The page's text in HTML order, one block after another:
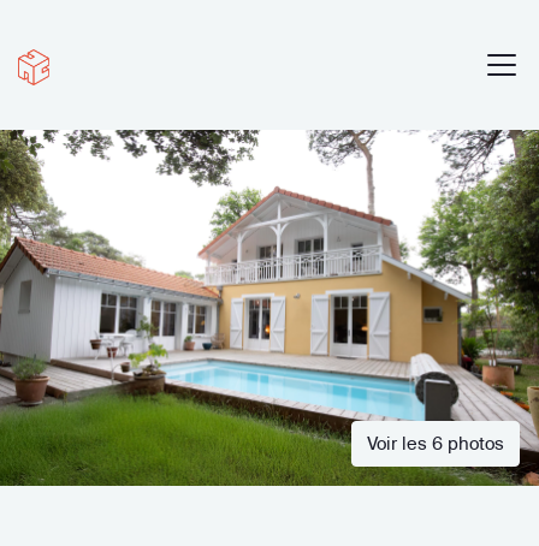
Voir les 6 photos